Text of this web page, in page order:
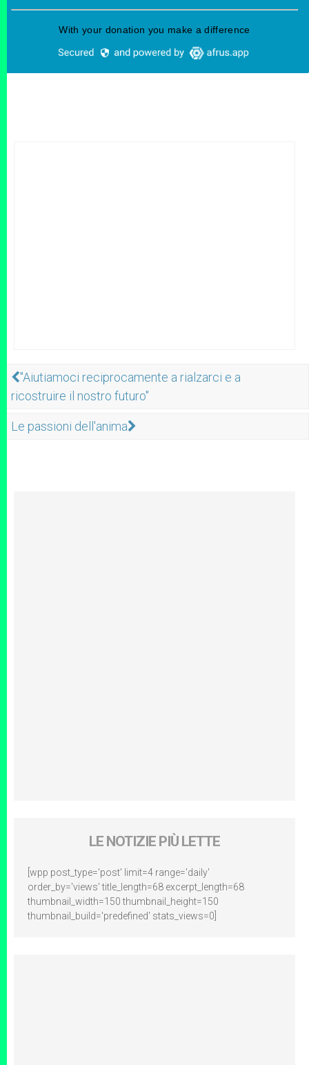
"Aiutiamoci reciprocamente a rialzarci e a
ricostruire il nostro futuro"
Le passioni dell'anima
LE NOTIZIE PIÙ LETTE
[wpp post_type='post' limit=4 range='daily'
order_by='views' title_length=68 excerpt_length=68
thumbnail_width=150 thumbnail_height=150
thumbnail_build='predefined' stats_views=0]